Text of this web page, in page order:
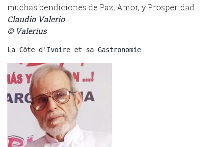
muchas bendiciones de Paz, Amor, y Prosperidad.
Claudio Valerio
© Valerius
La Côte d'Ivoire et sa Gastronomie